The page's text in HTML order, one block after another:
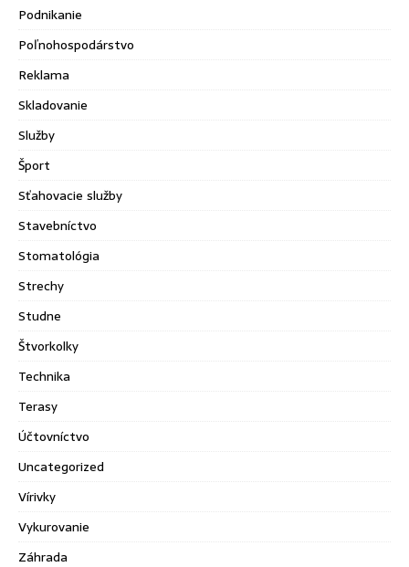
Podnikanie
Poľnohospodárstvo
Reklama
Skladovanie
Služby
Šport
Sťahovacie služby
Stavebníctvo
Stomatológia
Strechy
Studne
Štvorkolky
Technika
Terasy
Účtovníctvo
Uncategorized
Vírivky
Vykurovanie
Záhrada